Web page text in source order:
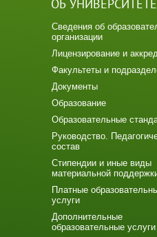
ОБ УНИВЕРСИТЕТЕ
Сведения об
организации
Лицензирование и
Факультеты и
Документы
Образование
Образовательные
Руководство.
состав
Стипендии и иные виды
материальной
Платные
услуги
Дополнительные
образовательные услуги